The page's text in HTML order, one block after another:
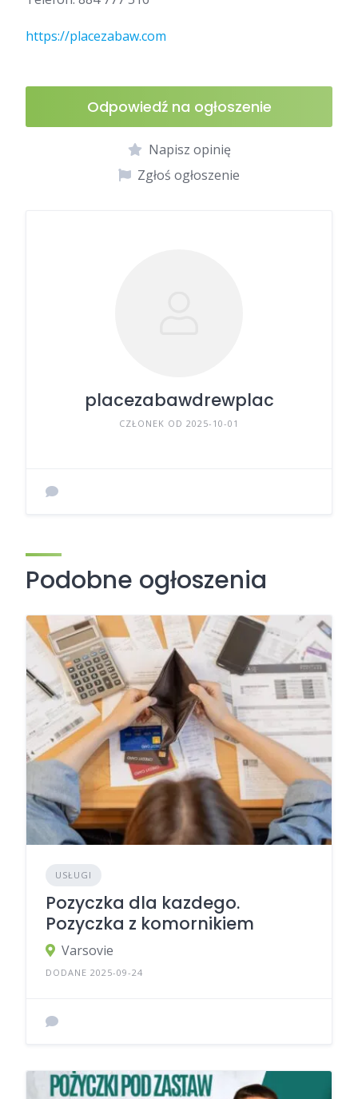
https://placezabaw.com
Odpowiedź na ogłoszenie
Napisz opinię
Zgłoś ogłoszenie
placezabawdrewplac
CZŁONEK OD 2025-10-01
Podobne ogłoszenia
USŁUGI
Pozyczka dla kazdego.
Pozyczka z komornikiem
Varsovie
DODANE 2025-09-24